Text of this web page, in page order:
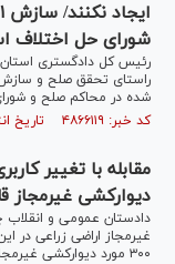
شورای حل اختلاف
رئیس کل دادگستری استان
شده در محاکم صلح و
کد خبر: ۴۸۶۶۱۱۹ تاریخ انتشار : ۱۴۰۴/۰۸/۱۹
دیوارکشی غیرمجاز
دادستان عمومی و انقلاب
غیرمجاز اراضی زراعی در
۳۰۰ مورد دیوارکشی غیرمجاز قلع و قمع شد.